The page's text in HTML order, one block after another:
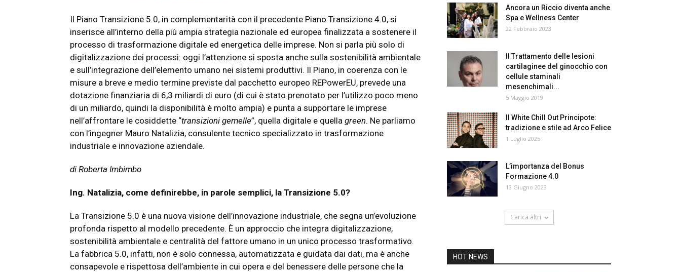
Il Piano Transizione 5.0, in complementarità con il precedente Piano Transizione 4.0, si
inserisce all’interno della più ampia strategia nazionale ed europea finalizzata a sostenere il
processo di trasformazione digitale ed energetica delle imprese. Non si parla più solo di
digitalizzazione dei processi: oggi l’attenzione si sposta anche sulla sostenibilità ambientale
e sull’integrazione dell’elemento umano nei sistemi produttivi. Il Piano, in coerenza con le
misure a breve e medio termine previste dal pacchetto europeo REPowerEU, prevede una
dotazione finanziaria di 6,3 miliardi di euro (di cui è stato prenotato per l’utilizzo poco meno
di un miliardo, quindi la disponibilità è molto ampia) e punta a supportare le imprese
nell’affrontare le cosiddette “transizioni gemelle”, quella digitale e quella green. Ne parliamo
con l’ingegner Mauro Natalizia, consulente tecnico specializzato in trasformazione
industriale e innovazione aziendale.
di Roberta Imbimbo
Ing. Natalizia, come definirebbe, in parole semplici, la Transizione 5.0?
La Transizione 5.0 è una nuova visione dell’innovazione industriale, che segna un’evoluzione
profonda rispetto al modello precedente. È un approccio che integra digitalizzazione,
sostenibilità ambientale e centralità del fattore umano in un unico processo trasformativo.
La fabbrica 5.0, infatti, non è solo connessa, automatizzata e guidata dai dati, ma è anche
consapevole e rispettosa dell’ambiente in cui opera e del benessere delle persone che la
Ancora un Riccio diventa anche
Spa e Wellness Center
22 Febbraio 2023
Il Trattamento delle lesioni
cartilaginee del ginocchio con
cellule staminali
mesenchimali...
5 Maggio 2019
Il White Chill Out Principote:
tradizione e stile ad Arco Felice
1 Luglio 2025
L’importanza del Bonus
Formazione 4.0
13 Giugno 2023
Carica altri
HOT NEWS